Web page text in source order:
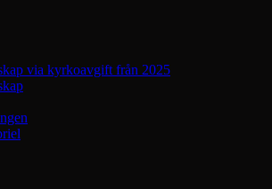
via kyrkoavgift från 2025